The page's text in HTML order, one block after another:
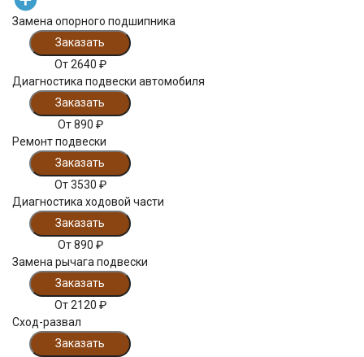
Замена опорного подшипника
Заказать
От2640 ₽
Диагностика подвески автомобиля
Заказать
От890 ₽
Ремонт подвески
Заказать
От3530 ₽
Диагностика ходовой части
Заказать
От890 ₽
Замена рычага подвески
Заказать
От2120 ₽
Сход-развал
Заказать